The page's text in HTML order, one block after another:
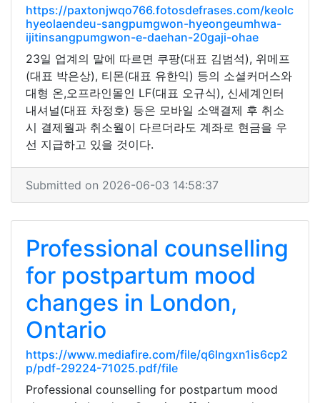
https://paxtonjwqo766.fotosdefrases.com/keolc
hyeolaendeu-sangpumgwon-hyeongeumhwa-
ijitinsangpumgwon-e-daehan-20gaji-ohae
23일 업계의 말에 따르면 쿠팡(대표 김범석), 위메프
(대표 박은상), 티몬(대표 유한익) 등의 소셜커머스와
대형 온,오프라인몰인 LF(대표 오규식), 신세계인터
내셔널(대표 차정호) 등은 모바일 소액결제 후 취소
시 결제월과 취소월이 다르더라도 계좌로 현금을 우
선 지급하고 있을 것이다.
Submitted on 2026-06-03 14:58:37
Professional counselling
for postpartum mood
changes in London,
Ontario
https://www.mediafire.com/file/q6lngxn1is6cp2
p/pdf-29224-71025.pdf/file
Professional counselling for postpartum mood